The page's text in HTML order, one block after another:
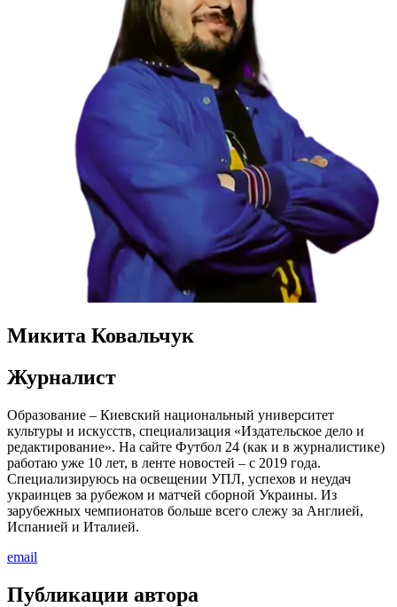
Микита Ковальчук
Журналист
Образование – Киевский национальный университет
культуры и искусств, специализация «Издательское дело и
редактирование». На сайте Футбол 24 (как и в журналистике)
работаю уже 10 лет, в ленте новостей – с 2019 года.
Специализируюсь на освещении УПЛ, успехов и неудач
украинцев за рубежом и матчей сборной Украины. Из
зарубежных чемпионатов больше всего слежу за Англией,
Испанией и Италией.
email
Публикации автора